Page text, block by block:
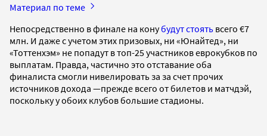
Материал по теме
Непосредственно в финале на конубудут стоять всего €7
млн. И даже с учетом этих призовых, ни «Юнайтед», ни
«Тоттенхэм» не попадут в топ-25 участников еврокубков по
выплатам. Правда, частично это отставание оба
финалиста смогли нивелировать за за счет прочих
источников дохода —прежде всего от билетов и матчдэй,
поскольку у обоих клубов большие стадионы.